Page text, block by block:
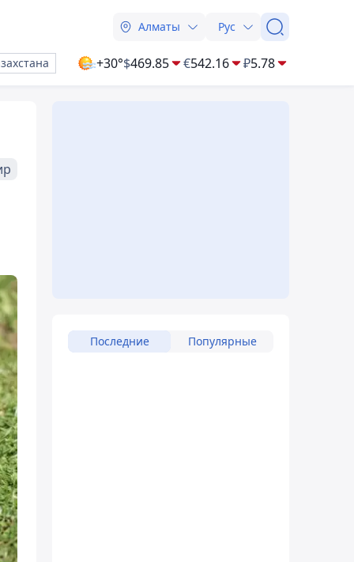
Алматы Рус
+30°$469.85 €542.16 ₽5.78
Последние Популярные